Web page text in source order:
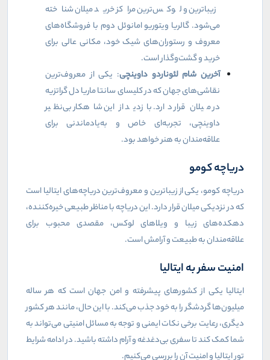
زیباترین و لوکس‌ترین مراکز خرید میلان شناخته
می‌شود. گالریا ویتوریو امانوئل دوم با فروشگاه‌های
معروف و رستوران‌های شیک خود، مکانی عالی برای
خرید و گشت‌وگذار است.
آخرین شام لئوناردو داوینچی: یکی از معروف‌ترین
نقاشی‌های جهان که در کلیسای سانتا ماریا دل گراتزیه
در میلان قرار دارد. بازدید از این شاهکار بی‌نظیر
داوینچی، تجربه‌ای خاص و به‌یادماندنی برای
علاقه‌مندان به هنر خواهد بود.
دریاچه کومو
دریاچه کومو، یکی از زیباترین و معروف‌ترین دریاچه‌های ایتالیا است
که در نزدیکی میلان قرار دارد. این دریاچه با مناظر طبیعی خیره‌کننده،
دهکده‌های زیبا و ویلاهای لوکس، مقصدی محبوب برای
علاقه‌مندان به طبیعت و آرامش است.
امنیت سفر به ایتالیا
ایتالیا یکی از کشورهای پیشرفته و امن جهان است که هر ساله
میلیون‌ها گردشگر را به خود جذب می‌کند. با این حال، مانند هر کشور
دیگری، رعایت برخی نکات ایمنی و توجه به مسائل امنیتی می‌تواند به
شما کمک کند تا سفری بی‌دغدغه و آرام داشته باشید. در ادامه شرایط
تور ایتالیا و امنیت آن را بررسی می‌کنیم.